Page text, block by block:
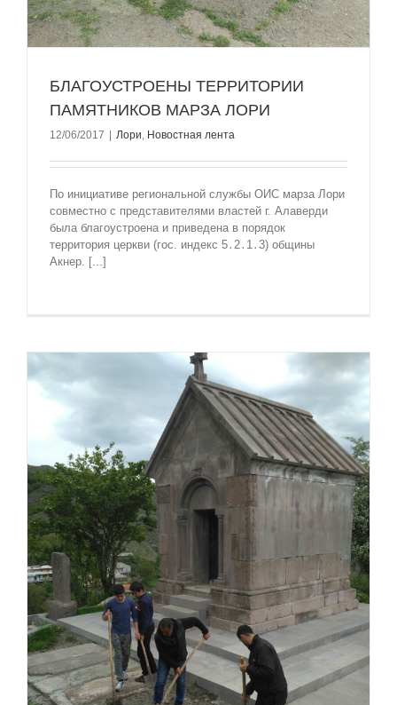
БЛАГОУСТРОЕНЫ ТЕРРИТОРИИ
ПАМЯТНИКОВ МАРЗА ЛОРИ
12/06/2017 Лори, Новостная лента
По инициативе региональной службы ОИС марза Лори
совместно с представителями властей г. Алаверди
была благоустроена и приведена в порядок
территория церкви (гос. индекс 5․2․1․3) общины
Акнер. [...]